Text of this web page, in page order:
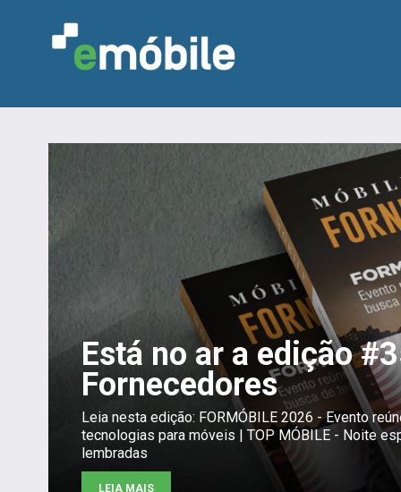
Está no ar a edição
Fornecedores
Leia nesta edição: FORMÓBILE 2026 - Evento
tecnologias para móveis | TOP MÓBILE - Noite
lembradas
LEIA MAIS